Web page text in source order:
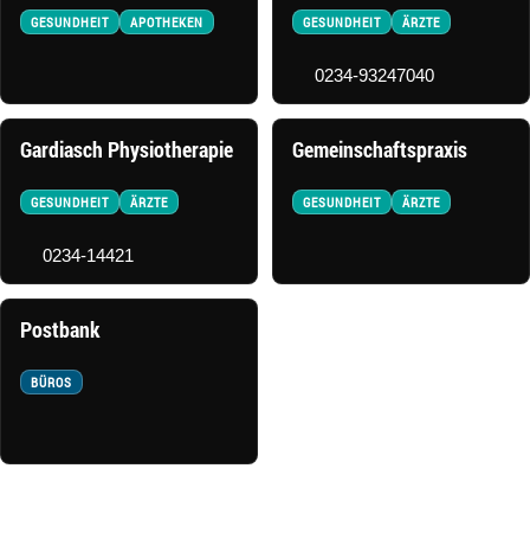
GESUNDHEIT APOTHEKEN GESUNDHEIT ÄRZTE
0234-93247040
GESUNDHEIT ÄRZTE
Gardiasch Physiotherapie
0234-14421
GESUNDHEIT ÄRZTE
Gemeinschaftspraxis
BÜROS
Postbank